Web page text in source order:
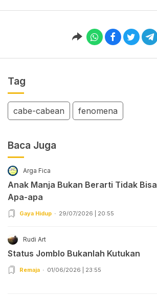
Tag
cabe-cabean fenomena
Baca Juga
Arga Fica
Anak Manja Bukan Berarti Tidak Bisa
Apa-apa
Gaya Hidup 29/07/2026 | 20:55
Rudi Art
Status Jomblo Bukanlah Kutukan
Remaja 01/06/2026 | 23:55